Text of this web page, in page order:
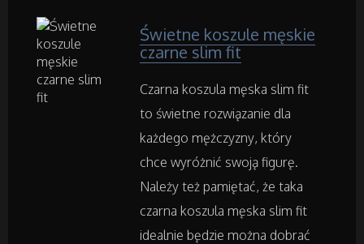
Maszyny Specjalistyczne
Narzędzia
Przemysł Metalowy
Samochody
Świetne koszule męskie
czarne slim fit
Czarna koszula męska slim fit
to świetne rozwiązanie dla
każdego mężczyzny, który
chce wyróżnić swoją figurę.
Należy też pamiętać, że taka
czarna koszula męska slim fit
idealnie będzie można dobrać